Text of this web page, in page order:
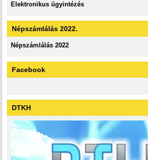
Elektronikus ügyintézés
Népszámlálás 2022.
Népszámlálás 2022
Facebook
DTKH